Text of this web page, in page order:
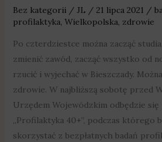
Bez kategorii/ JL / 21 lipca 2021 /
profilaktyka, Wielkopolska, zdrowie
Po czterdziestce można zacząć
zmienić zawód, zacząć wszystko od
rzucić i wyjechać w Bieszczady.
zdrowie. W najbliższą sobotę przed
Urzędem Wojewódzkim odbędzie
„Profilaktyka 40+”, podczas którego
skorzystać z bezpłatnych badań